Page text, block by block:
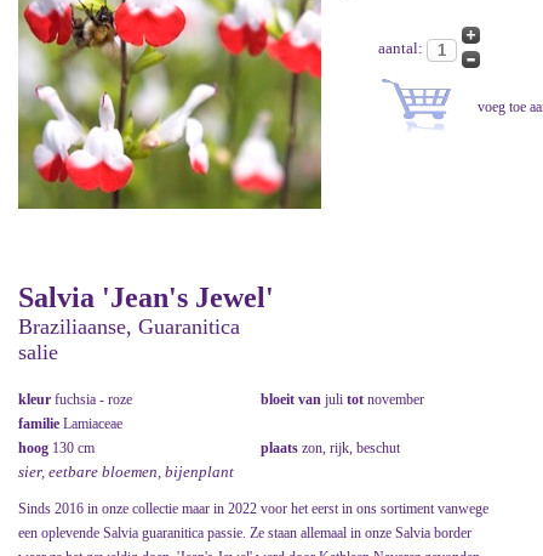
aantal:
Salvia 'Jean's Jewel'
Braziliaanse, Guaranitica
salie
kleur fuchsia - roze bloeit van juli tot november
familie Lamiaceae
hoog 130 cm plaats zon, rijk, beschut
sier, eetbare bloemen, bijenplant
Sinds 2016 in onze collectie maar in 2022 voor het eerst in ons sortiment vanwege
een oplevende Salvia guaranitica passie. Ze staan allemaal in onze Salvia border